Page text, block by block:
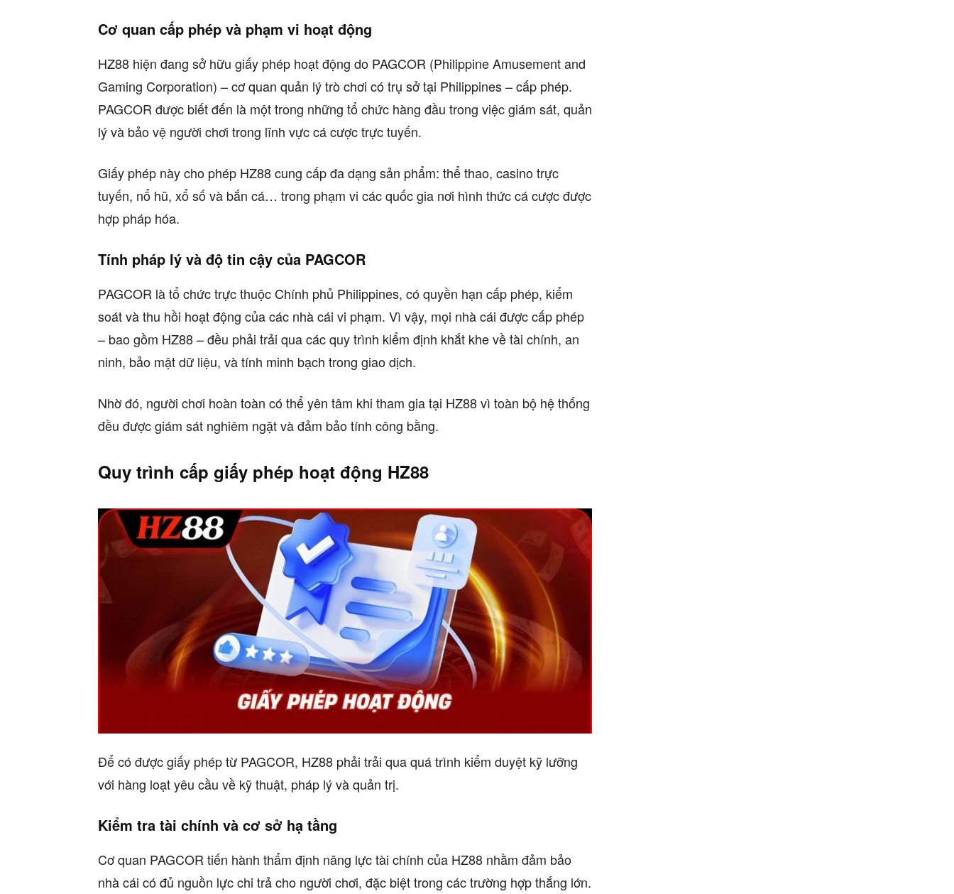
Cơ quan cấp phép và phạm vi hoạt động
HZ88 hiện đang sở hữu giấy phép hoạt động do PAGCOR (Philippine Amusement and
Gaming Corporation) – cơ quan quản lý trò chơi có trụ sở tại Philippines – cấp phép.
PAGCOR được biết đến là một trong những tổ chức hàng đầu trong việc giám sát, quản
lý và bảo vệ người chơi trong lĩnh vực cá cược trực tuyến.
Giấy phép này cho phép HZ88 cung cấp đa dạng sản phẩm: thể thao, casino trực
tuyến, nổ hũ, xổ số và bắn cá… trong phạm vi các quốc gia nơi hình thức cá cược được
hợp pháp hóa.
Tính pháp lý và độ tin cậy của PAGCOR
PAGCOR là tổ chức trực thuộc Chính phủ Philippines, có quyền hạn cấp phép, kiểm
soát và thu hồi hoạt động của các nhà cái vi phạm. Vì vậy, mọi nhà cái được cấp phép
– bao gồm HZ88 – đều phải trải qua các quy trình kiểm định khắt khe về tài chính, an
ninh, bảo mật dữ liệu, và tính minh bạch trong giao dịch.
Nhờ đó, người chơi hoàn toàn có thể yên tâm khi tham gia tại HZ88 vì toàn bộ hệ thống
đều được giám sát nghiêm ngặt và đảm bảo tính công bằng.
Quy trình cấp giấy phép hoạt động HZ88
Để có được giấy phép từ PAGCOR, HZ88 phải trải qua quá trình kiểm duyệt kỹ lưỡng
với hàng loạt yêu cầu về kỹ thuật, pháp lý và quản trị.
Kiểm tra tài chính và cơ sở hạ tầng
Cơ quan PAGCOR tiến hành thẩm định năng lực tài chính của HZ88 nhằm đảm bảo
nhà cái có đủ nguồn lực chi trả cho người chơi, đặc biệt trong các trường hợp thắng lớn.